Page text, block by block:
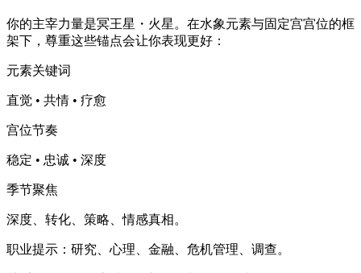
你的主宰力量是冥王星・火星。在水象元素与固定宫宫位的框
架下，尊重这些锚点会让你表现更好：
元素关键词
直觉 • 共情 • 疗愈
宫位节奏
稳定 • 忠诚 • 深度
季节聚焦
深度、转化、策略、情感真相。
职业提示：研究、心理、金融、危机管理、调查。